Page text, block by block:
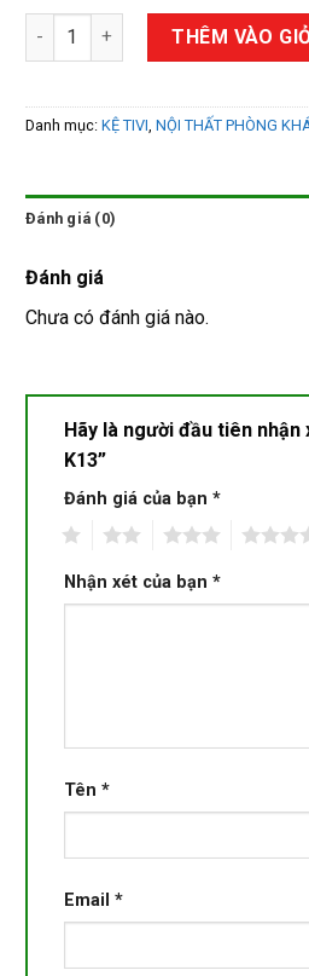
Kệ ti vi đẹp K13 số lượng
THÊM VÀO
Danh mục: KỆ TIVI NỘI THẤT PHÒNG
Đánh giá (0)
Đánh giá
Chưa có đánh giá nào.
Hãy là người đầu tiên nhận
K13”
Đánh giá của bạn *
Nhận xét của bạn *
Tên *
Email *